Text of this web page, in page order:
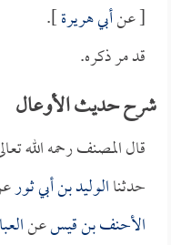
[ عنأبي هريرة].
قد مر ذكره.
شرح حديث الأوعال
قال المصنف رحمه الله
حدثناالوليد بن أبي ثور
الأحنف بن قيسعن